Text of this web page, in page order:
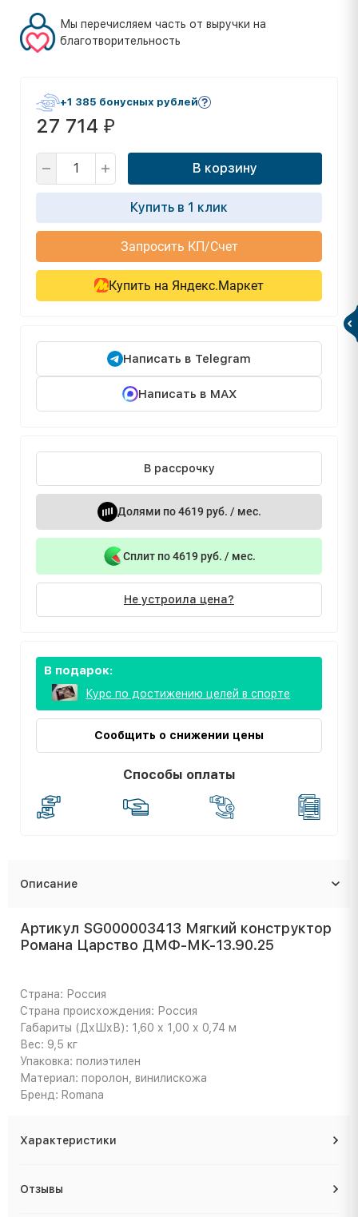
Мы перечисляем часть от выручки на
благотворительность
+1 385 бонусных рублей
27 714 ₽
В корзину
Купить в 1 клик
Запросить КП/Счет
Купить на Яндекс.Маркет
Написать в Telegram
Написать в MAX
В рассрочку
Долями по 4619 руб. / мес.
Сплит по 4619 руб. / мес.
Не устроила цена?
В подарок:
Курс по достижению целей в спорте
Сообщить о снижении цены
Способы оплаты
Описание
Артикул SG000003413 Мягкий конструктор
Романа Царство ДМФ-МК-13.90.25
Страна: Россия
Страна происхождения: Россия
Габариты (ДхШхВ): 1,60 х 1,00 х 0,74 м
Вес: 9,5 кг
Упаковка: полиэтилен
Материал: поролон, винилискожа
Бренд: Romana
Характеристики
Отзывы